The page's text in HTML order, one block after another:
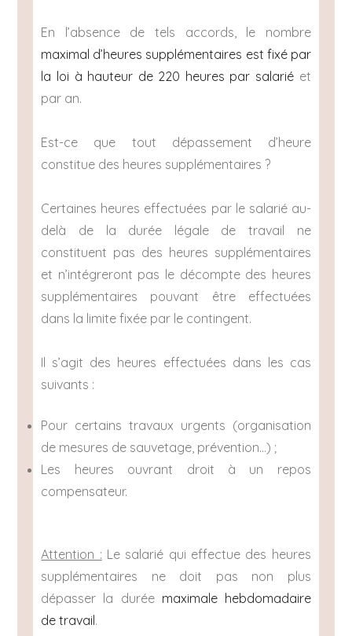
En l’absence de tels accords, le nombre
maximal d’heures supplémentaires est fixé par
la loi à hauteur de 220 heures par salarié et
par an.
Est-ce que tout dépassement d’heure
constitue des heures supplémentaires ?
Certaines heures effectuées par le salarié au-
delà de la durée légale de travail ne
constituent pas des heures supplémentaires
et n’intégreront pas le décompte des heures
supplémentaires pouvant être effectuées
dans la limite fixée par le contingent.
Il s’agit des heures effectuées dans les cas
suivants :
Pour certains travaux urgents (organisation
de mesures de sauvetage, prévention…) ;
Les heures ouvrant droit à un repos
compensateur.
Attention : Le salarié qui effectue des heures
supplémentaires ne doit pas non plus
dépasser la durée maximale hebdomadaire
de travail.